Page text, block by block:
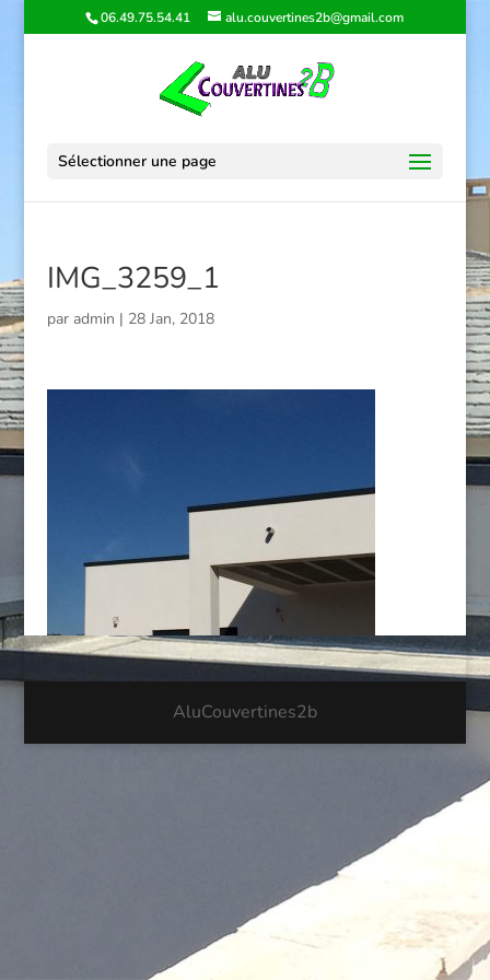
06.49.75.54.41 alu.couvertines2b@gmail.com
Sélectionner une page
IMG_3259_1
par admin | 28 Jan, 2018
AluCouvertines2b